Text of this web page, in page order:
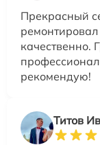
Прекрасный
качественно.
рекомендую!
Титов